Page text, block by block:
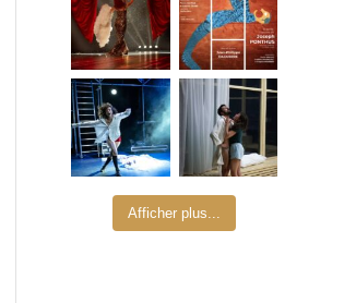
Afficher plus...